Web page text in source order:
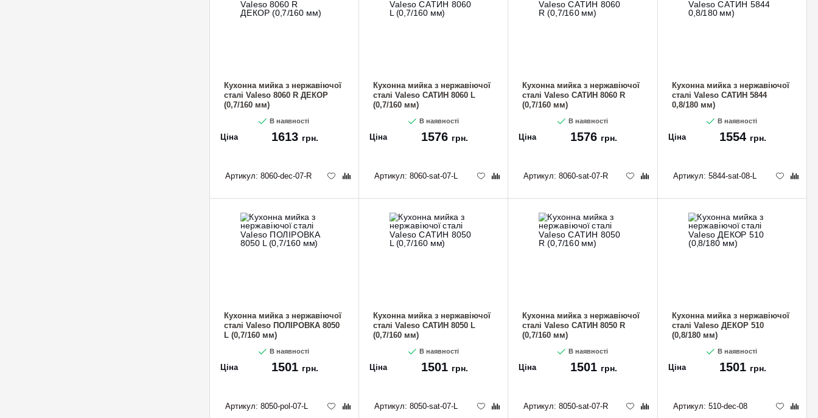
Кухонна мийка з нержавіючої
сталі Valeso 8060 R ДЕКОР
(0,7/160 мм)
В наявності
Ціна 1613 грн.
Артикул: 8060-dec-07-R
Кухонна мийка з нержавіючої
сталі Valeso САТИН 8060 L
(0,7/160 мм)
В наявності
Ціна 1576 грн.
Артикул: 8060-sat-07-L
Кухонна мийка з нержавіючої
сталі Valeso САТИН 8060 R
(0,7/160 мм)
В наявності
Ціна 1576 грн.
Артикул: 8060-sat-07-R
Кухонна мийка з нержавіючої
сталі Valeso САТИН 5844
0,8/180 мм)
В наявності
Ціна 1554 грн.
Артикул: 5844-sat-08-L
Кухонна мийка з нержавіючої
сталі Valeso ПОЛІРОВКА 8050
L (0,7/160 мм)
В наявності
Ціна 1501 грн.
Артикул: 8050-pol-07-L
Кухонна мийка з нержавіючої
сталі Valeso САТИН 8050 L
(0,7/160 мм)
В наявності
Ціна 1501 грн.
Артикул: 8050-sat-07-L
Кухонна мийка з нержавіючої
сталі Valeso САТИН 8050 R
(0,7/160 мм)
В наявності
Ціна 1501 грн.
Артикул: 8050-sat-07-R
Кухонна мийка з нержавіючої
сталі Valeso ДЕКОР 510
(0,8/180 мм)
В наявності
Ціна 1501 грн.
Артикул: 510-dec-08